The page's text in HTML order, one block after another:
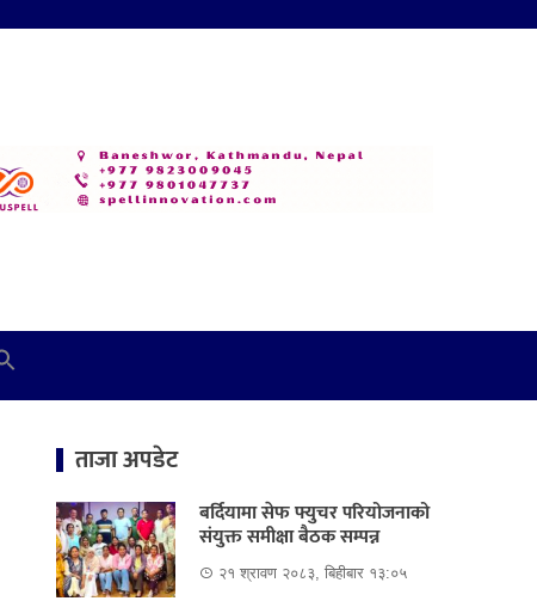
ताजा अपडेट
बर्दियामा सेफ फ्युचर परियोजनाको
संयुक्त समीक्षा बैठक सम्पन्न
२१ श्रावण २०८३, बिहीबार १३:०५